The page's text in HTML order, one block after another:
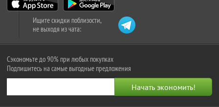
Ищите скидки поблизости,
не выходя из чата:
Сэкономьте до 90% при любых покупках
Подпишитесь на самые выгодные предложения